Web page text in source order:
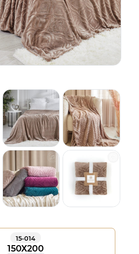
15-014
150Х200